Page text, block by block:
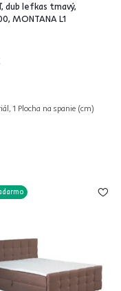
dub lefkas tmavý,
MONTANA L1
1 Plocha na spanie (cm)